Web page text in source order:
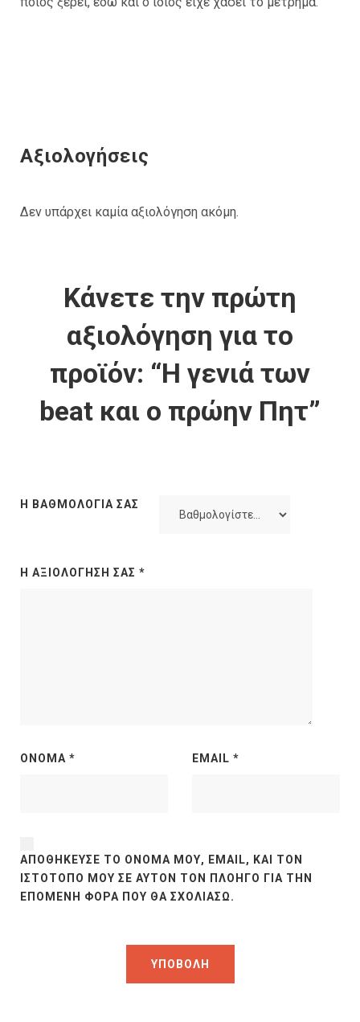
Αξιολογήσεις
Δεν υπάρχει καμία αξιολόγηση ακόμη.
Κάνετε την πρώτη
αξιολόγηση για το
προϊόν: “Η γενιά των
beat και ο πρώην Πητ”
Η ΒΑΘΜΟΛΟΓΊΑ ΣΑΣ
Η ΑΞΙΟΛΌΓΗΣΉ ΣΑΣ *
ΌΝΟΜΑ * EMAIL *
ΑΠΟΘΉΚΕΥΣΕ ΤΟ ΌΝΟΜΆ ΜΟΥ, EMAIL, ΚΑΙ ΤΟΝ
ΙΣΤΌΤΟΠΟ ΜΟΥ ΣΕ ΑΥΤΌΝ ΤΟΝ ΠΛΟΗΓΌ ΓΙΑ ΤΗΝ
ΕΠΌΜΕΝΗ ΦΟΡΆ ΠΟΥ ΘΑ ΣΧΟΛΙΆΣΩ.